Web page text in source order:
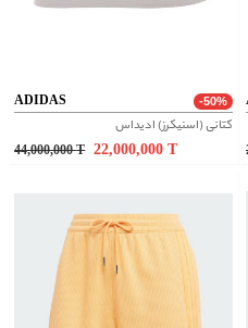
ADIDAS -50%
کتانی (اسنیکرز) ادیداس
44,000,000 T 22,000,000